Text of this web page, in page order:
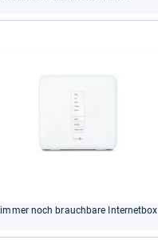
noch brauch­bare Inter­net­box